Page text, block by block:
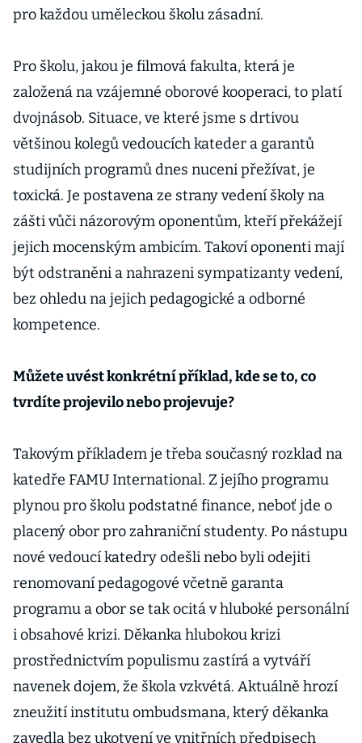
pro každou uměleckou školu zásadní.
Pro školu, jakou je filmová fakulta, která je
založená na vzájemné oborové kooperaci, to platí
dvojnásob. Situace, ve které jsme s drtivou
většinou kolegů vedoucích kateder a garantů
studijních programů dnes nuceni přežívat, je
toxická. Je postavena ze strany vedení školy na
zášti vůči názorovým oponentům, kteří překážejí
jejich mocenským ambicím. Takoví oponenti mají
být odstraněni a nahrazeni sympatizanty vedení,
bez ohledu na jejich pedagogické a odborné
kompetence.
Můžete uvést konkrétní příklad, kde se to, co
tvrdíte projevilo nebo projevuje?
Takovým příkladem je třeba současný rozklad na
katedře FAMU International. Z jejího programu
plynou pro školu podstatné finance, neboť jde o
placený obor pro zahraniční studenty. Po nástupu
nové vedoucí katedry odešli nebo byli odejiti
renomovaní pedagogové včetně garanta
programu a obor se tak ocitá v hluboké personální
i obsahové krizi. Děkanka hlubokou krizi
prostřednictvím populismu zastírá a vytváří
navenek dojem, že škola vzkvétá. Aktuálně hrozí
zneužití institutu ombudsmana, který děkanka
zavedla bez ukotvení ve vnitřních předpisech